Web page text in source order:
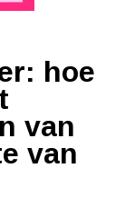
hoe
van
van